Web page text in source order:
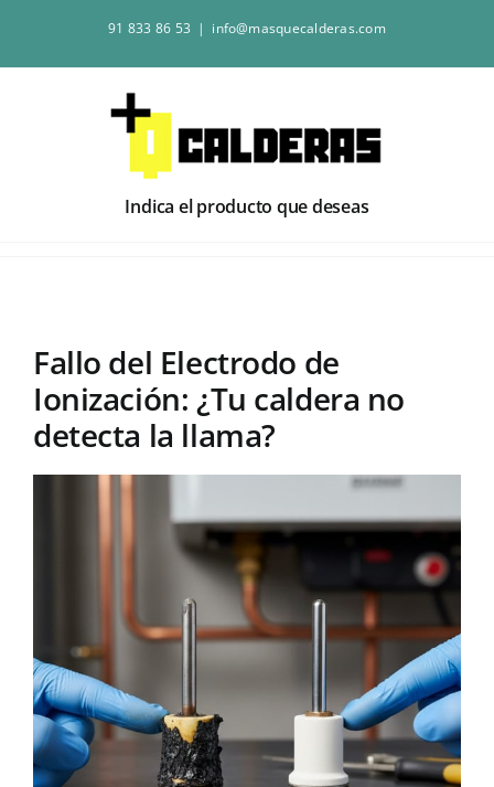
contenido
91 833 86 53 | info@masquecalderas.com
Indica el producto que deseas
Fallo del Electrodo de
Ionización: ¿Tu caldera no
detecta la llama?